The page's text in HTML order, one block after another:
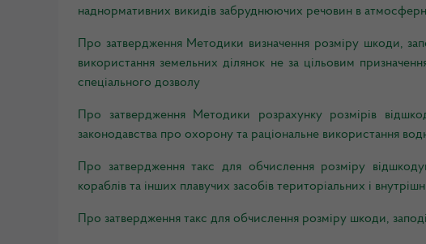
наднормативних викидів забруднюючих речовин в
Про затвердження Методики визначення розміру шкоди,
використання земельних ділянок не за цільовим
спеціального дозволу
Про затвердження Методики розрахунку розмірів
законодавства про охорону та раціональне використання
Про затвердження такс для обчислення розміру
кораблів та інших плавучих засобів територіальних і
Про затвердження такс для обчислення розміру шкоди,